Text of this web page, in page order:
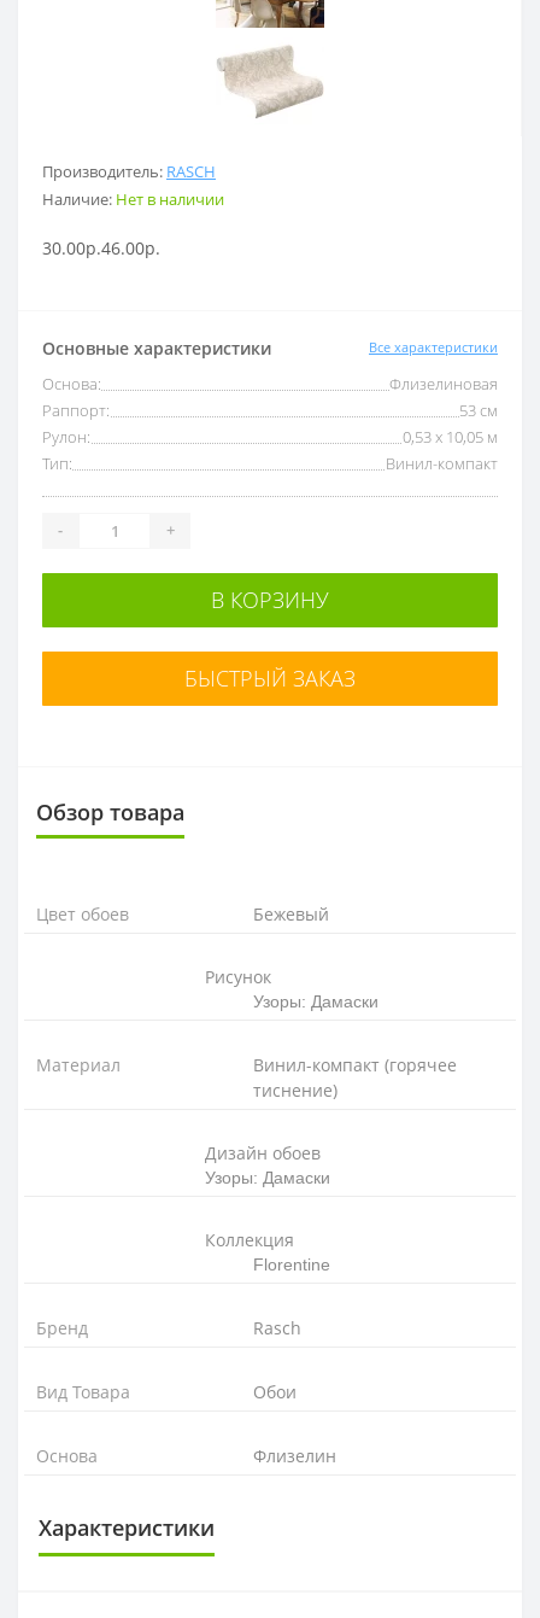
Производитель: RASCH
Наличие: Нет в наличии
30.00р.46.00р.
Основные характеристики Все характеристики
Основа:
Флизелиновая
Раппорт:
53 см
Рулон:
0,53 x 10,05 м
Тип:
Винил-компакт
- +
В КОРЗИНУ
БЫСТРЫЙ ЗАКАЗ
Обзор товара
Цвет обоев Бежевый
Рисунок
Узоры: Дамаски
Материал
Винил-компакт (горячее
тиснение)
Дизайн обоев
Узоры: Дамаски
Коллекция
Florentine
Бренд Rasch
Вид Товара Обои
Основа Флизелин
Характеристики